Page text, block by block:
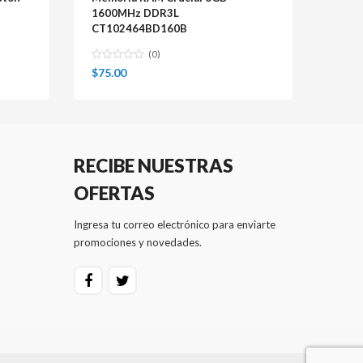
1600MHz DDR3L
CT102464BD160B
(0)
$75.00
RECIBE NUESTRAS
OFERTAS
Ingresa tu correo electrónico para enviarte
promociones y novedades.